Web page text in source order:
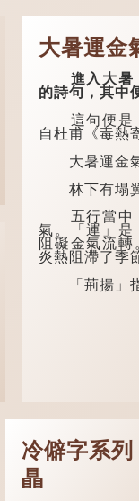
着怎樣的故事
「不見棺
淚」的原句，
是「不見棺
淚」或「不見
下淚」，出自
陵笑笑生所著
瓶梅詞話》第
回。原意是指
眼見到親人棺
不會真正感到
後來引申為比
迷不悟，不到
敗，便不肯罷
許多人對
句耳熟能詳，
實還有下
「不到黃
死」...
大暑運金
進入大暑，
的詩句，其中
這句便是「
自杜甫《毒熱
大暑運金氣
林下有塌翼
五行當中「
氣。「運」是
阻礙金氣流
炎熱阻滯了季
「荊揚」
冷僻字系列
瞐